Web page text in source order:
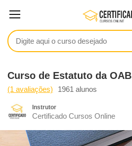
Curso de Estatuto da OAB
(1 avaliações) 1961 alunos
Instrutor
Certificado Cursos Online